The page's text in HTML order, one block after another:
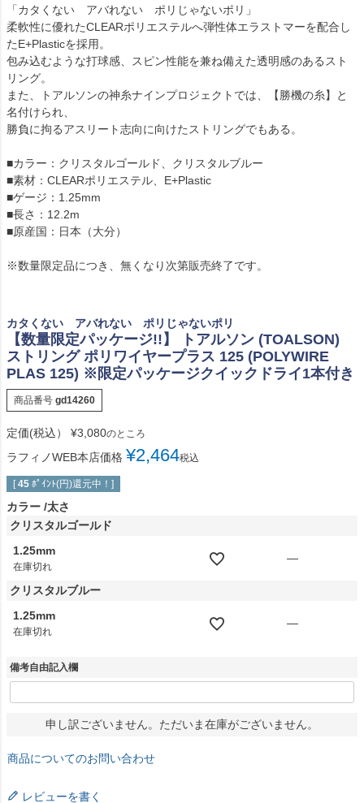
「カタくない アバれない ポリじゃないポリ」
柔軟性に優れたCLEARポリエステルへ弾性体エラストマーを配合し
たE+Plasticを採用。
包み込むような打球感、スピン性能を兼ね備えた透明感のあるスト
リング。
また、トアルソンの神糸ナインプロジェクトでは、【勝機の糸】と
名付けられ、
勝負に拘るアスリート志向に向けたストリングでもある。
■カラー：クリスタルゴールド、クリスタルブルー
■素材：CLEARポリエステル、E+Plastic
■ゲージ：1.25mm
■長さ：12.2m
■原産国：日本（大分）
※数量限定品につき、無くなり次第販売終了です。
カタくない アバれない ポリじゃないポリ
【数量限定パッケージ!!】 トアルソン (TOALSON)
ストリング ポリワイヤープラス 125 (POLYWIRE
PLAS 125) ※限定パッケージクイックドライ1本付き
商品番号 gd14260
定価(税込） ¥3,080のところ
ラフィノWEB本店価格 ¥2,464税込
[ 45 ﾎﾟｲﾝﾄ(円)還元中！]
カラー 太さ
クリスタルゴールド
1.25mm
在庫切れ
—
クリスタルブルー
1.25mm
在庫切れ
—
備考自由記入欄
申し訳ございません。ただいま在庫がございません。
商品についてのお問い合わせ
レビューを書く